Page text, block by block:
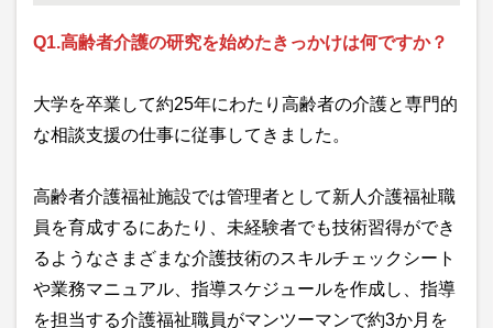
Q1.高齢者介護の研究を始めたきっかけは何ですか？
大学を卒業して約25年にわたり高齢者の介護と専門的
な相談支援の仕事に従事してきました。
高齢者介護福祉施設では管理者として新人介護福祉職
員を育成するにあたり、未経験者でも技術習得ができ
るようなさまざまな介護技術のスキルチェックシート
や業務マニュアル、指導スケジュールを作成し、指導
を担当する介護福祉職員がマンツーマンで約3か月を